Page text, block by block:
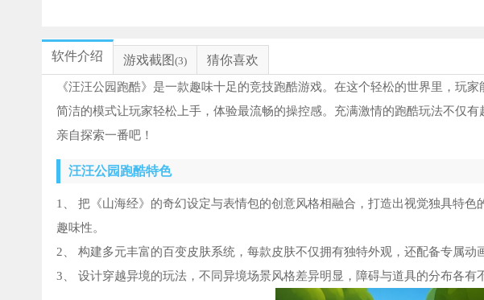
软件介绍 游戏截图 (3) 猜你喜欢
《汪汪公园跑酷》是一款趣味十足的竞技跑酷游戏。在这个轻松的世界里，玩
简洁的模式让玩家轻松上手，体验最流畅的操控感。充满激情的跑酷玩法不仅
亲自探索一番吧！
汪汪公园跑酷特色
1、 把《山海经》的奇幻设定与表情包的创意风格相融合，打造出视觉独具特
趣味性。
2、 构建多元丰富的百变皮肤系统，每款皮肤不仅拥有独特外观，还配备专属动
3、 设计穿越异境的玩法，不同异境场景风格差异明显，障碍与道具的分布各有